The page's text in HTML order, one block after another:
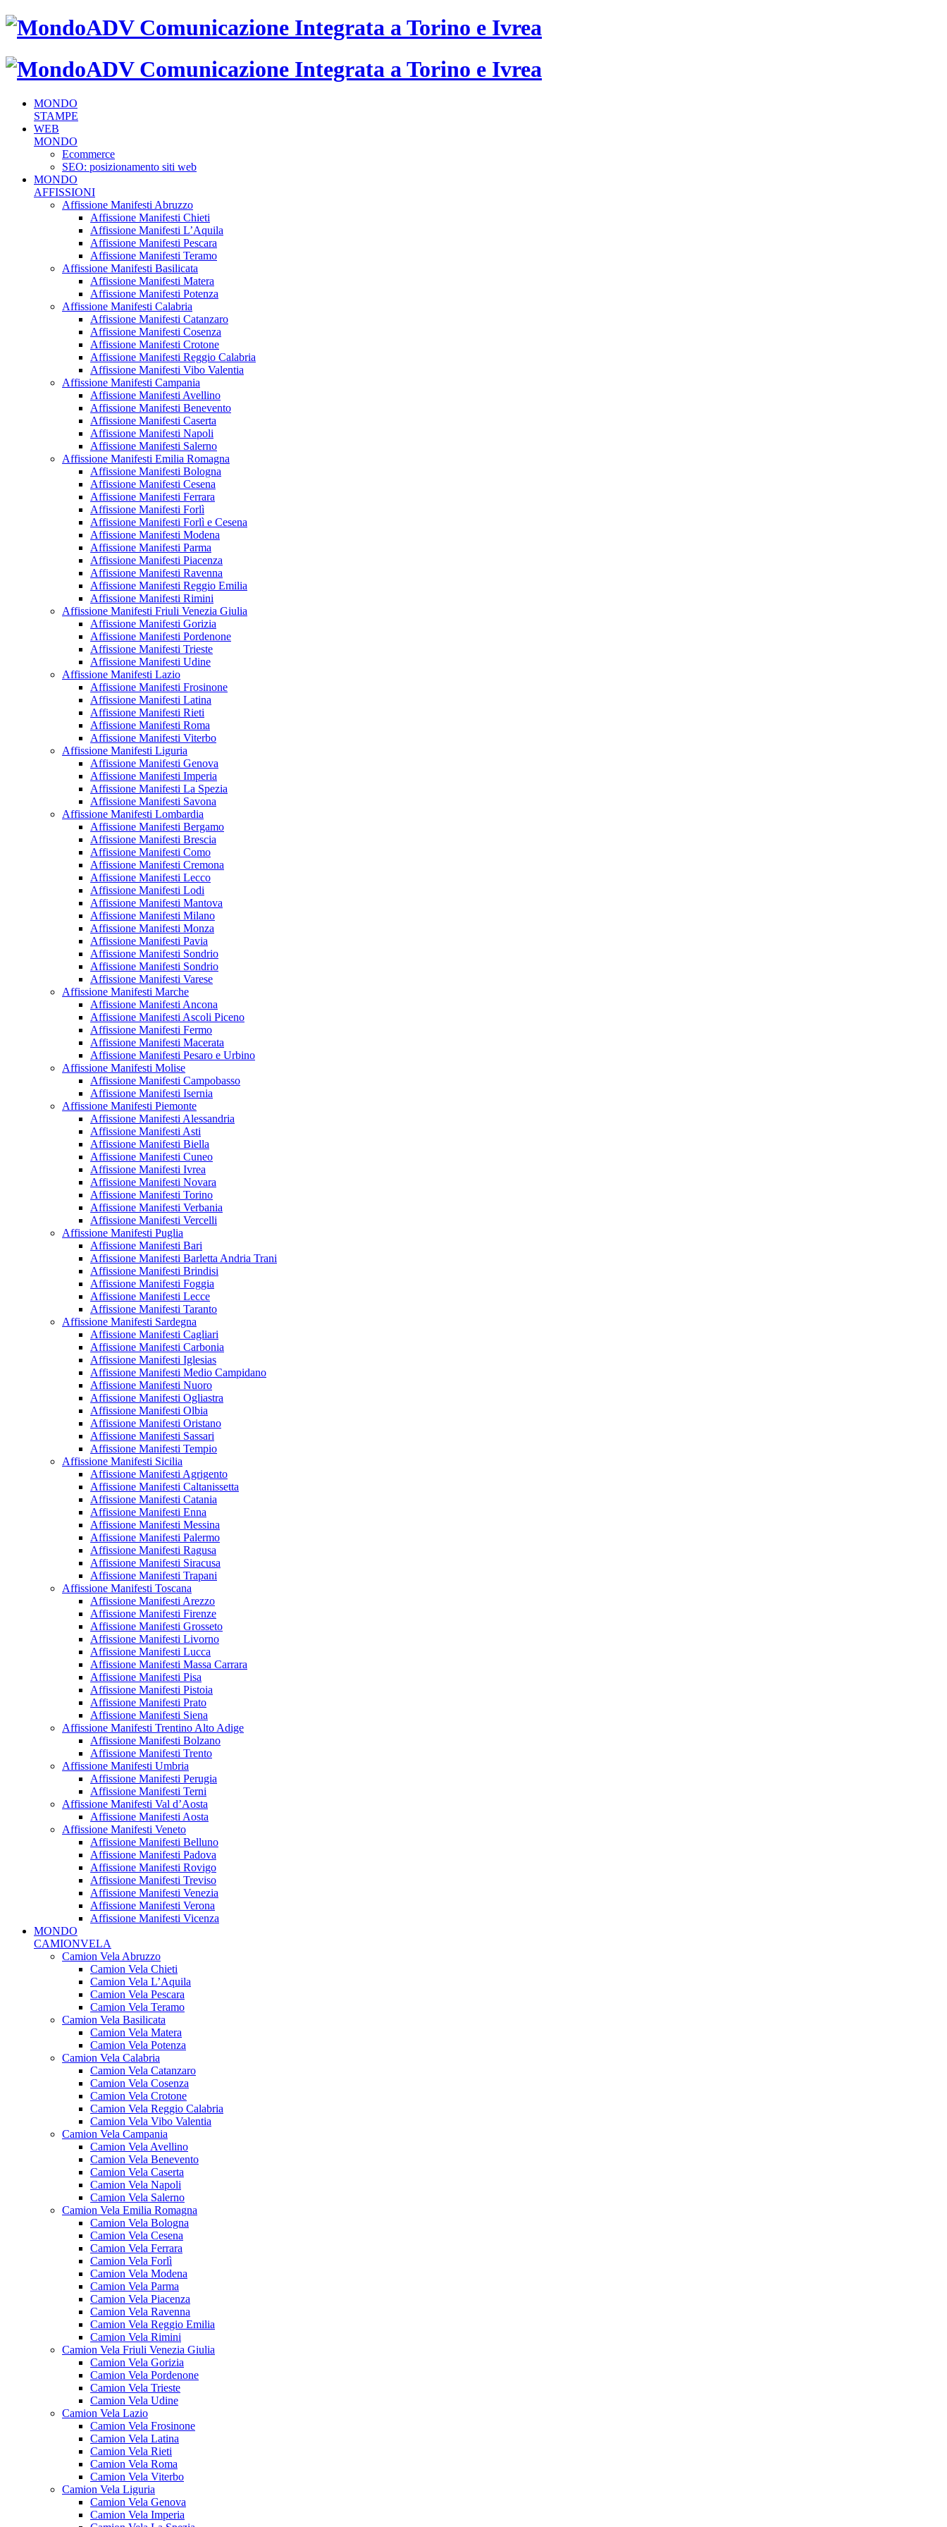
MONDO
STAMPE
WEB
MONDO
Ecommerce
SEO: posizionamento siti web
MONDO
AFFISSIONI
Affissione Manifesti Abruzzo
Affissione Manifesti Chieti
Affissione Manifesti L’Aquila
Affissione Manifesti Pescara
Affissione Manifesti Teramo
Affissione Manifesti Basilicata
Affissione Manifesti Matera
Affissione Manifesti Potenza
Affissione Manifesti Calabria
Affissione Manifesti Catanzaro
Affissione Manifesti Cosenza
Affissione Manifesti Crotone
Affissione Manifesti Reggio Calabria
Affissione Manifesti Vibo Valentia
Affissione Manifesti Campania
Affissione Manifesti Avellino
Affissione Manifesti Benevento
Affissione Manifesti Caserta
Affissione Manifesti Napoli
Affissione Manifesti Salerno
Affissione Manifesti Emilia Romagna
Affissione Manifesti Bologna
Affissione Manifesti Cesena
Affissione Manifesti Ferrara
Affissione Manifesti Forlì
Affissione Manifesti Forlì e Cesena
Affissione Manifesti Modena
Affissione Manifesti Parma
Affissione Manifesti Piacenza
Affissione Manifesti Ravenna
Affissione Manifesti Reggio Emilia
Affissione Manifesti Rimini
Affissione Manifesti Friuli Venezia Giulia
Affissione Manifesti Gorizia
Affissione Manifesti Pordenone
Affissione Manifesti Trieste
Affissione Manifesti Udine
Affissione Manifesti Lazio
Affissione Manifesti Frosinone
Affissione Manifesti Latina
Affissione Manifesti Rieti
Affissione Manifesti Roma
Affissione Manifesti Viterbo
Affissione Manifesti Liguria
Affissione Manifesti Genova
Affissione Manifesti Imperia
Affissione Manifesti La Spezia
Affissione Manifesti Savona
Affissione Manifesti Lombardia
Affissione Manifesti Bergamo
Affissione Manifesti Brescia
Affissione Manifesti Como
Affissione Manifesti Cremona
Affissione Manifesti Lecco
Affissione Manifesti Lodi
Affissione Manifesti Mantova
Affissione Manifesti Milano
Affissione Manifesti Monza
Affissione Manifesti Pavia
Affissione Manifesti Sondrio
Affissione Manifesti Sondrio
Affissione Manifesti Varese
Affissione Manifesti Marche
Affissione Manifesti Ancona
Affissione Manifesti Ascoli Piceno
Affissione Manifesti Fermo
Affissione Manifesti Macerata
Affissione Manifesti Pesaro e Urbino
Affissione Manifesti Molise
Affissione Manifesti Campobasso
Affissione Manifesti Isernia
Affissione Manifesti Piemonte
Affissione Manifesti Alessandria
Affissione Manifesti Asti
Affissione Manifesti Biella
Affissione Manifesti Cuneo
Affissione Manifesti Ivrea
Affissione Manifesti Novara
Affissione Manifesti Torino
Affissione Manifesti Verbania
Affissione Manifesti Vercelli
Affissione Manifesti Puglia
Affissione Manifesti Bari
Affissione Manifesti Barletta Andria Trani
Affissione Manifesti Brindisi
Affissione Manifesti Foggia
Affissione Manifesti Lecce
Affissione Manifesti Taranto
Affissione Manifesti Sardegna
Affissione Manifesti Cagliari
Affissione Manifesti Carbonia
Affissione Manifesti Iglesias
Affissione Manifesti Medio Campidano
Affissione Manifesti Nuoro
Affissione Manifesti Ogliastra
Affissione Manifesti Olbia
Affissione Manifesti Oristano
Affissione Manifesti Sassari
Affissione Manifesti Tempio
Affissione Manifesti Sicilia
Affissione Manifesti Agrigento
Affissione Manifesti Caltanissetta
Affissione Manifesti Catania
Affissione Manifesti Enna
Affissione Manifesti Messina
Affissione Manifesti Palermo
Affissione Manifesti Ragusa
Affissione Manifesti Siracusa
Affissione Manifesti Trapani
Affissione Manifesti Toscana
Affissione Manifesti Arezzo
Affissione Manifesti Firenze
Affissione Manifesti Grosseto
Affissione Manifesti Livorno
Affissione Manifesti Lucca
Affissione Manifesti Massa Carrara
Affissione Manifesti Pisa
Affissione Manifesti Pistoia
Affissione Manifesti Prato
Affissione Manifesti Siena
Affissione Manifesti Trentino Alto Adige
Affissione Manifesti Bolzano
Affissione Manifesti Trento
Affissione Manifesti Umbria
Affissione Manifesti Perugia
Affissione Manifesti Terni
Affissione Manifesti Val d’Aosta
Affissione Manifesti Aosta
Affissione Manifesti Veneto
Affissione Manifesti Belluno
Affissione Manifesti Padova
Affissione Manifesti Rovigo
Affissione Manifesti Treviso
Affissione Manifesti Venezia
Affissione Manifesti Verona
Affissione Manifesti Vicenza
MONDO
CAMIONVELA
Camion Vela Abruzzo
Camion Vela Chieti
Camion Vela L’Aquila
Camion Vela Pescara
Camion Vela Teramo
Camion Vela Basilicata
Camion Vela Matera
Camion Vela Potenza
Camion Vela Calabria
Camion Vela Catanzaro
Camion Vela Cosenza
Camion Vela Crotone
Camion Vela Reggio Calabria
Camion Vela Vibo Valentia
Camion Vela Campania
Camion Vela Avellino
Camion Vela Benevento
Camion Vela Caserta
Camion Vela Napoli
Camion Vela Salerno
Camion Vela Emilia Romagna
Camion Vela Bologna
Camion Vela Cesena
Camion Vela Ferrara
Camion Vela Forlì
Camion Vela Modena
Camion Vela Parma
Camion Vela Piacenza
Camion Vela Ravenna
Camion Vela Reggio Emilia
Camion Vela Rimini
Camion Vela Friuli Venezia Giulia
Camion Vela Gorizia
Camion Vela Pordenone
Camion Vela Trieste
Camion Vela Udine
Camion Vela Lazio
Camion Vela Frosinone
Camion Vela Latina
Camion Vela Rieti
Camion Vela Roma
Camion Vela Viterbo
Camion Vela Liguria
Camion Vela Genova
Camion Vela Imperia